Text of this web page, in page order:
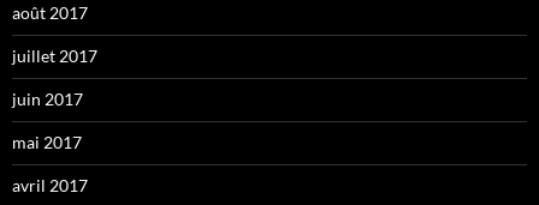
août 2017
juillet 2017
juin 2017
mai 2017
avril 2017